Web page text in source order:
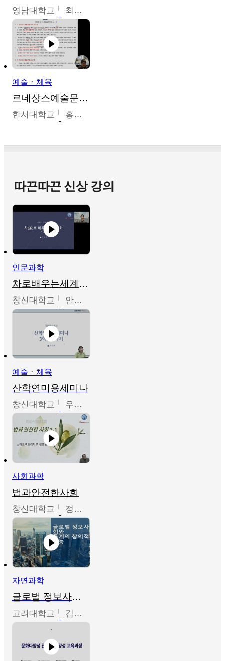
영남대학교 최선남
예술ㆍ체육
르네상스예술문화사
한서대학교 홍창호
따끈따끈 신상 강의
인문과학
차로배우는세계문화
창신대학교 안소영
예술ㆍ체육
산학연미용세미나
창신대학교 우미옥,오윤경,박선이
사회과학
법과안전한사회
창신대학교 정연균
자연과학
글로벌 정보사회와 통계의 창의적 기능
고려대학교 김희영